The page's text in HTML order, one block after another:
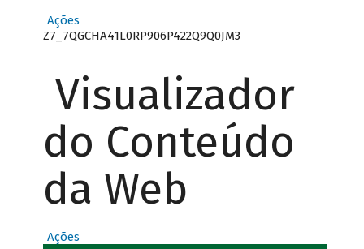
Ações
Z7_7QGCHA41L0RP906P422Q9Q0JM3
Visualizador
do Conteúdo
da Web
Ações